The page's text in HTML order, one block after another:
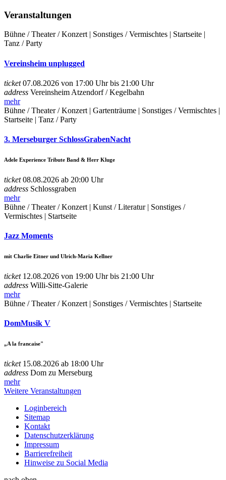
Veranstaltungen
Bühne / Theater / Konzert | Sonstiges / Vermischtes | Startseite |
Tanz / Party
Vereinsheim unplugged
ticket07.08.2026 von 17:00 Uhr bis 21:00 Uhr
address Vereinsheim Atzendorf / Kegelbahn
mehr
Bühne / Theater / Konzert | Gartenträume | Sonstiges / Vermischtes |
Startseite | Tanz / Party
3. Merseburger SchlossGrabenNacht
Adele Experience Tribute Band & Herr Kluge
ticket08.08.2026 ab 20:00 Uhr
address Schlossgraben
mehr
Bühne / Theater / Konzert | Kunst / Literatur | Sonstiges /
Vermischtes | Startseite
Jazz Moments
mit Charlie Eitner und Ulrich-Maria Kellner
ticket12.08.2026 von 19:00 Uhr bis 21:00 Uhr
address Willi-Sitte-Galerie
mehr
Bühne / Theater / Konzert | Sonstiges / Vermischtes | Startseite
DomMusik V
„A la francaise"
ticket15.08.2026 ab 18:00 Uhr
address Dom zu Merseburg
mehr
Weitere Veranstaltungen
Loginbereich
Sitemap
Kontakt
Datenschutzerklärung
Impressum
Barrierefreiheit
Hinweise zu Social Media